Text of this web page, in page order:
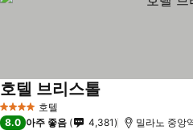
4 성급 호텔
호텔 브리스톨
8.0 아주 좋음 4,381 밀라노 중앙